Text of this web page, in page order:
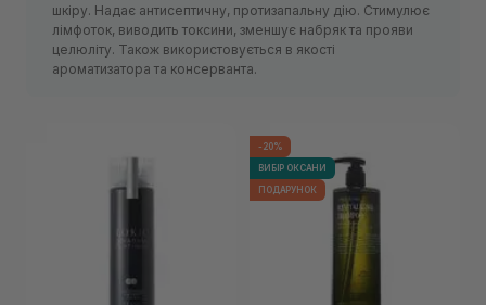
шкіру. Надає антисептичну, протизапальну дію. Стимулює
лімфоток, виводить токсини, зменшує набряк та прояви
целюліту. Також використовується в якості
ароматизатора та консерванта.
-20%
ВИБІР ОКСАНИ
ПОДАРУНОК